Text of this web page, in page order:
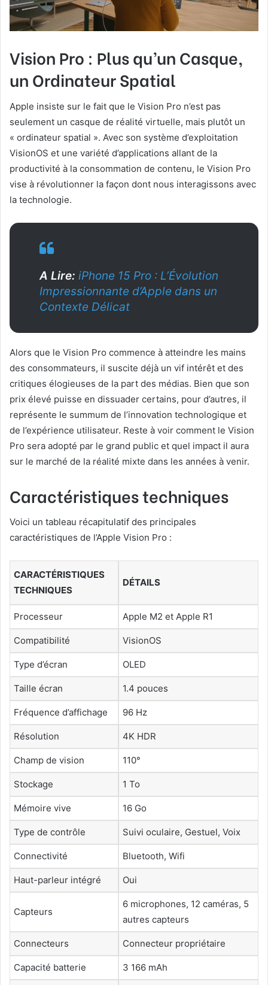
Vision Pro : Plus qu’un Casque,
un Ordinateur Spatial
Apple insiste sur le fait que le Vision Pro n’est pas
seulement un casque de réalité virtuelle, mais plutôt un
« ordinateur spatial ». Avec son système d’exploitation
VisionOS et une variété d’applications allant de la
productivité à la consommation de contenu, le Vision Pro
vise à révolutionner la façon dont nous interagissons avec
la technologie.
A Lire: iPhone 15 Pro : L’Évolution
Impressionnante d’Apple dans un
Contexte Délicat
Alors que le Vision Pro commence à atteindre les mains
des consommateurs, il suscite déjà un vif intérêt et des
critiques élogieuses de la part des médias. Bien que son
prix élevé puisse en dissuader certains, pour d’autres, il
représente le summum de l’innovation technologique et
de l’expérience utilisateur. Reste à voir comment le Vision
Pro sera adopté par le grand public et quel impact il aura
sur le marché de la réalité mixte dans les années à venir.
Caractéristiques techniques
Voici un tableau récapitulatif des principales
caractéristiques de l’Apple Vision Pro :
CARACTÉRISTIQUES
TECHNIQUES
DÉTAILS
Processeur Apple M2 et Apple R1
Compatibilité VisionOS
Type d’écran OLED
Taille écran 1.4 pouces
Fréquence d’affichage 96 Hz
Résolution 4K HDR
Champ de vision 110°
Stockage 1 To
Mémoire vive 16 Go
Type de contrôle Suivi oculaire, Gestuel, Voix
Connectivité Bluetooth, Wifi
Haut-parleur intégré Oui
Capteurs
6 microphones, 12 caméras, 5
autres capteurs
Connecteurs Connecteur propriétaire
Capacité batterie 3 166 mAh